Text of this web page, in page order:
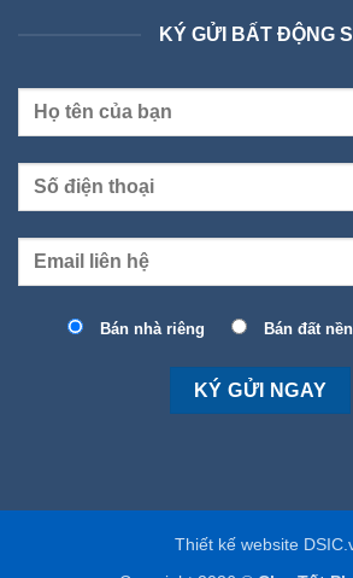
KÝ GỬI BẤT ĐỘNG
Bán nhà riêng Bán đất nền
Thiết kế website